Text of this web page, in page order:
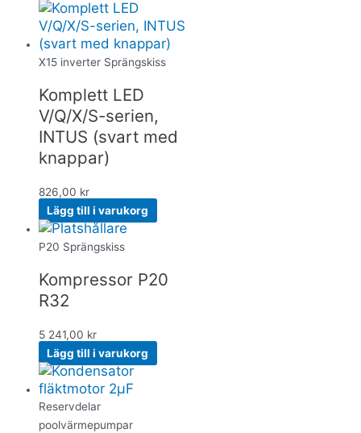
X15 inverter Sprängskiss
Komplett LED
V/Q/X/S-serien,
INTUS (svart med
knappar)
826,00 kr
Lägg till i varukorg
P20 Sprängskiss
Kompressor P20
R32
5 241,00 kr
Lägg till i varukorg
Reservdelar
poolvärmepumpar